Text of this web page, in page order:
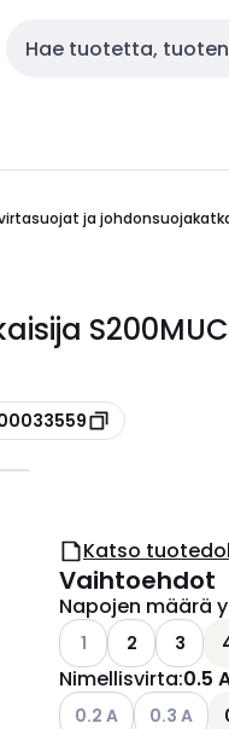
Haku
ja
Katso
Vaihtoehdot
Napojen määrä
Katso käytettävissä
1 2 3
Nimellisvirta:0.5
Katso
0.2 A Katso
0.3 A